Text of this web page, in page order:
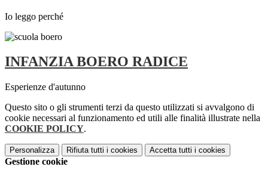
Io leggo perché
INFANZIA BOERO RADICE
Esperienze d'autunno
Questo sito o gli strumenti terzi da questo utilizzati si avvalgono di
cookie necessari al funzionamento ed utili alle finalità illustrate nella
COOKIE POLICY.
Personalizza Rifiuta tutti i cookies Accetta tutti i cookies
Gestione cookie